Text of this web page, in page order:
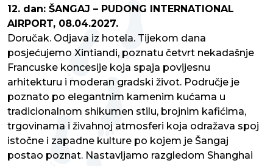
12. dan: ŠANGAJ – PUDONG INTERNATIONAL
AIRPORT, 08.04.2027.
Doručak. Odjava iz hotela. Tijekom dana
posjećujemo Xintiandi, poznatu četvrt nekadašnje
Francuske koncesije koja spaja povijesnu
arhitekturu i moderan gradski život. Područje je
poznato po elegantnim kamenim kućama u
tradicionalnom shikumen stilu, brojnim kafićima,
trgovinama i živahnoj atmosferi koja odražava spoj
istočne i zapadne kulture po kojem je Šangaj
postao poznat. Nastavljamo razgledom Shanghai